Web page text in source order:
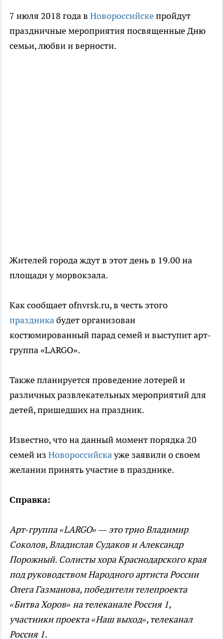
7 июля 2018 года в Новороссийскепройдут
праздничные мероприятия посвященные Дню
семьи, любви и верности.
Жителей города ждут в этот день в 19.00 на
площади у морвокзала.
Как сообщает ofnvrsk.ru, в честь этого
праздникабудет организован
костюмированный парад семей и выступит арт-
группа «LARGO».
Также планируется проведение лотерей и
различных развлекательных мероприятий для
детей, пришедших на праздник.
Известно, что на данный момент порядка 20
семей из Новороссийскауже заявили о своем
желании принять участие в празднике.
Справка:
Арт-группа «LARGO» — это трио Владимир
Соколов, Владислав Судаков и Александр
Порожный. Солисты хора Краснодарского края
под руководством Народного артиста России
Олега Газманова, победители телепроекта
«Битва Хоров» на телеканале Россия 1,
участники проекта «Наш выход», телеканал
Россия 1.